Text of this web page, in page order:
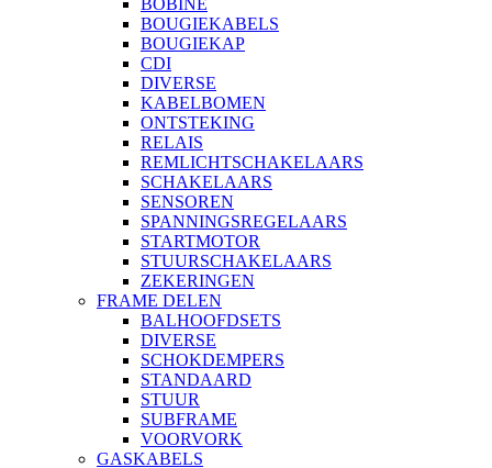
BOBINE
BOUGIEKABELS
BOUGIEKAP
CDI
DIVERSE
KABELBOMEN
ONTSTEKING
RELAIS
REMLICHTSCHAKELAARS
SCHAKELAARS
SENSOREN
SPANNINGSREGELAARS
STARTMOTOR
STUURSCHAKELAARS
ZEKERINGEN
FRAME DELEN
BALHOOFDSETS
DIVERSE
SCHOKDEMPERS
STANDAARD
STUUR
SUBFRAME
VOORVORK
GASKABELS